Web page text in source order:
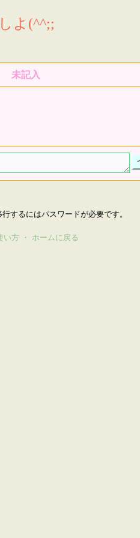
よ(^^;;
未記入
するにはパスワードが必要です。
い方 ・ ホームに戻る